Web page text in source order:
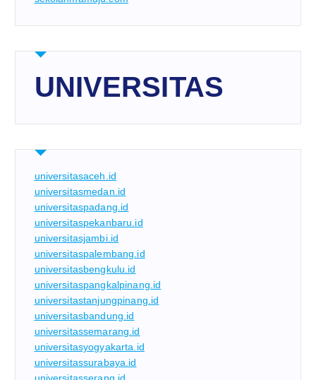
UNIVERSITAS
universitasaceh.id
universitasmedan.id
universitaspadang.id
universitaspekanbaru.id
universitasjambi.id
universitaspalembang.id
universitasbengkulu.id
universitaspangkalpinang.id
universitastanjungpinang.id
universitasbandung.id
universitassemarang.id
universitasyogyakarta.id
universitassurabaya.id